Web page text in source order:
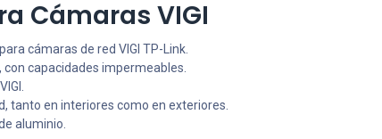
Cámaras VIGI
cámaras de red VIGI TP-Link.
capacidades impermeables.
tanto en interiores como en exteriores.
aluminio.